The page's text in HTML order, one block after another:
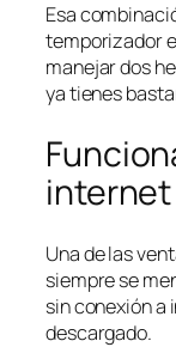
Esa
temporizador
manejar dos
ya tienes
internet
Una de las
siempre se
sin conexión a
descargado.